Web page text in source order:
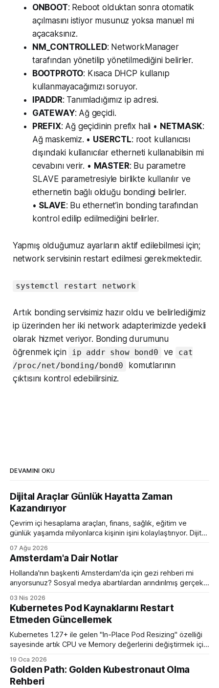
ONBOOT: Reboot olduktan sonra otomatik
açılmasını istiyor musunuz yoksa manuel mi
açacaksınız.
NM_CONTROLLED: NetworkManager
tarafından yönetilip yönetilmediğini belirler.
BOOTPROTO: Kısaca DHCP kullanıp
kullanmayacağımızı soruyor.
IPADDR: Tanımladığımız ip adresi.
GATEWAY: Ağ geçidi.
PREFIX: Ağ geçidinin prefix hali • NETMASK:
Ağ maskemiz. • USERCTL: root kullanıcısı
dışındaki kullanıcılar etherneti kullanabilsin mi
cevabını verir. • MASTER: Bu parametre
SLAVE parametresiyle birlikte kullanılır ve
ethernetin bağlı olduğu bondingi belirler.
• SLAVE: Bu ethernet’in bonding tarafından
kontrol edilip edilmediğini belirler.
Yapmış olduğumuz ayarların aktif edilebilmesi için;
network servisinin restart edilmesi gerekmektedir.
systemctl restart network
Artık bonding servisimiz hazır oldu ve belirlediğimiz
ip üzerinden her iki network adapterimizde yedekli
olarak hizmet veriyor. Bonding durumunu
öğrenmek için
ip addr show bond0 ve
cat
/proc/net/bonding/bond0
komutlarının
çıktısını kontrol edebilirsiniz.
DEVAMINI OKU
Dijital Araçlar Günlük Hayatta Zaman
Kazandırıyor
Çevrim içi hesaplama araçları, finans, sağlık, eğitim ve
günlük yaşamda milyonlarca kişinin işini kolaylaştırıyor. Dijital
07 Ağu 2026
Amsterdam'a Dair Notlar
Hollanda'nın başkenti Amsterdam'da için gezi rehberi mi
arıyorsunuz? Sosyal medya abartılardan arındırılmış gerçek
03 Nis 2026
Kubernetes Pod Kaynaklarını Restart
Etmeden Güncellemek
Kubernetes 1.27+ ile gelen "In-Place Pod Resizing" özelliği
sayesinde artık CPU ve Memory değerlerini değiştirmek için
19 Oca 2026
Golden Path: Golden Kubestronaut Olma
Rehberi